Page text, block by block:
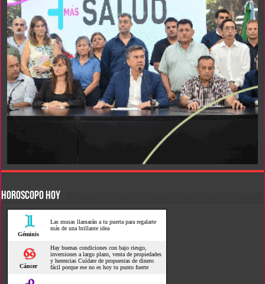
HOROSCOPO HOY